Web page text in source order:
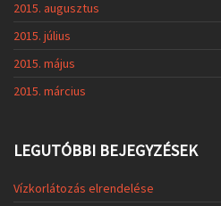
2015. augusztus
2015. július
2015. május
2015. március
LEGUTÓBBI BEJEGYZÉSEK
Vízkorlátozás elrendelése